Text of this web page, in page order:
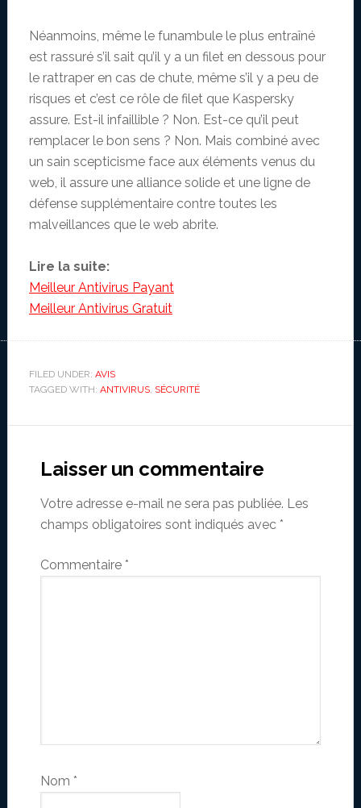
Néanmoins, même le funambule le plus entraîné
est rassuré s’il sait qu’il y a un filet en dessous pour
le rattraper en cas de chute, même s’il y a peu de
risques et c’est ce rôle de filet que Kaspersky
assure. Est-il infaillible ? Non. Est-ce qu’il peut
remplacer le bon sens ? Non. Mais combiné avec
un sain scepticisme face aux éléments venus du
web, il assure une alliance solide et une ligne de
défense supplémentaire contre toutes les
malveillances que le web abrite.
Lire la suite:
Meilleur Antivirus Payant
Meilleur Antivirus Gratuit
FILED UNDER: AVIS
TAGGED WITH: ANTIVIRUS, SÉCURITÉ
Interactions
Laisser un commentaire
Votre adresse e-mail ne sera pas publiée. Les
champs obligatoires sont indiqués avec *
Commentaire *
Nom *